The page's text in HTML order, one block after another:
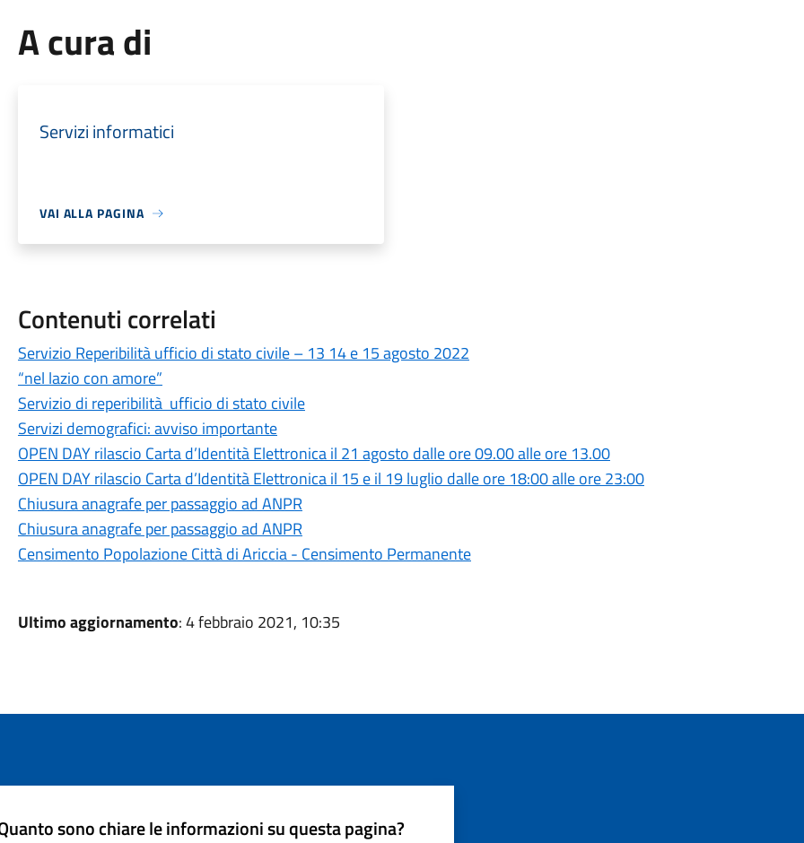
A cura di
Servizi informatici
VAI ALLA PAGINA
Contenuti correlati
Servizio Reperibilità ufficio di stato civile – 13 14 e 15 agosto 2022
“nel lazio con amore”
Servizio di reperibilità ufficio di stato civile
Servizi demografici: avviso importante
OPEN DAY rilascio Carta d’Identità Elettronica il 21 agosto dalle ore 09.00 alle ore 13.00
OPEN DAY rilascio Carta d’Identità Elettronica il 15 e il 19 luglio dalle ore 18:00 alle ore 23:00
Chiusura anagrafe per passaggio ad ANPR
Chiusura anagrafe per passaggio ad ANPR
Censimento Popolazione Città di Ariccia - Censimento Permanente
Ultimo aggiornamento: 4 febbraio 2021, 10:35
sono chiare le informazioni su questa pagina?